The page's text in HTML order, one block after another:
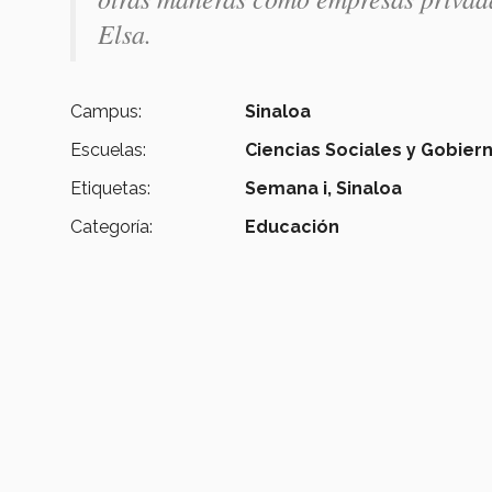
Elsa.
Campus:
Sinaloa
Escuelas:
Ciencias Sociales y
Etiquetas:
Semana i, Sinaloa
Categoría:
Educación